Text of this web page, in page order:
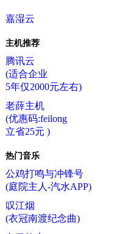
嘉湿云
主机推荐
腾讯云
(适合企业
5年仅2000元左右)
老薛主机
(优惠码:feilong
立省25元 )
热门音乐
公鸡打鸣与冲锋号
(庭院主人-汽水APP)
叹江烟
(衣冠南渡纪念曲)